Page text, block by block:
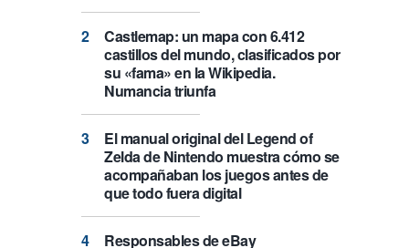
Castlemap: un mapa con 6.412
castillos del mundo, clasificados por
su «fama» en la Wikipedia.
Numancia triunfa
El manual original del Legend of
Zelda de Nintendo muestra cómo se
acompañaban los juegos antes de
que todo fuera digital
Responsables de eBay